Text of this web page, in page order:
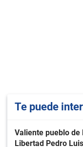
Te puede
Valiente pueblo
Libertad Pedro